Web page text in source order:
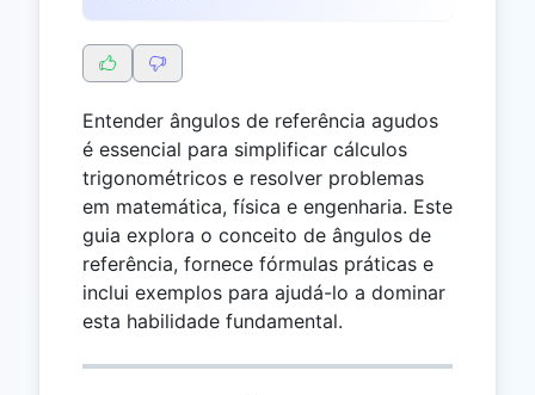
Entender ângulos de referência agudos
é essencial para simplificar cálculos
trigonométricos e resolver problemas
em matemática, física e engenharia. Este
guia explora o conceito de ângulos de
referência, fornece fórmulas práticas e
inclui exemplos para ajudá-lo a dominar
esta habilidade fundamental.